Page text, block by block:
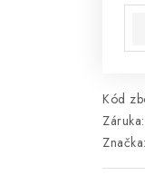
Kód
Záruka:
Značka: